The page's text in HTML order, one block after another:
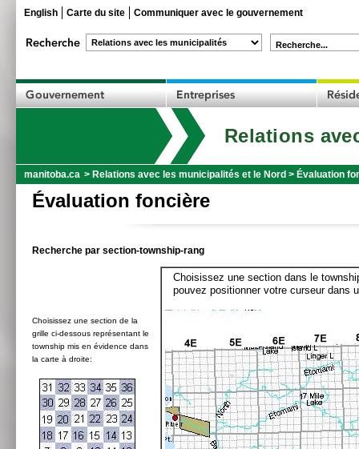
English Carte du site Communiquer avec le gouvernement
Recherche...
Relations
manitoba.ca > Relations avec les municipalités et le Nord > Évaluation
Évaluation foncière
Recherche par section-township-rang
Choisissez une section de la
grille ci-dessous représentant le
township mis en évidence dans
la carte à droite:
Choisissez une section dans le
pouvez positionner votre curseur dans